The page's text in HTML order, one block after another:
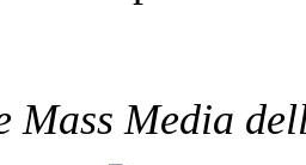
Mass Media